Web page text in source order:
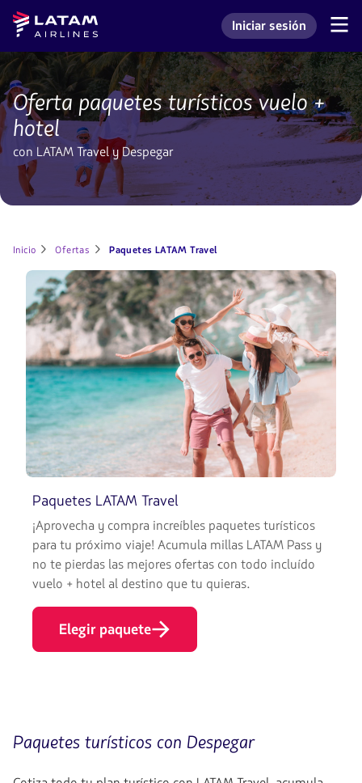
Saltar
menú.
Saltar al
contenido
principal.
Navegación
secciones
de
usuario.
Latam
Airlines
Ingresar a mi cuenta
Iniciar sesión
paquetes
de
viaje
LATAM
Oferta paquetes turísticos vuelo +
hotel
con LATAM Travel y Despegar
Inicio Ofertas Paquetes LATAM Travel
Paquetes LATAM Travel
¡Aprovecha y compra increíbles paquetes turísticos
para tu próximo viaje! Acumula millas LATAM Pass y
no te pierdas las mejores ofertas con todo incluído
vuelo + hotel al destino que tu quieras.
Elegir paquete
Paquetes turísticos con Despegar